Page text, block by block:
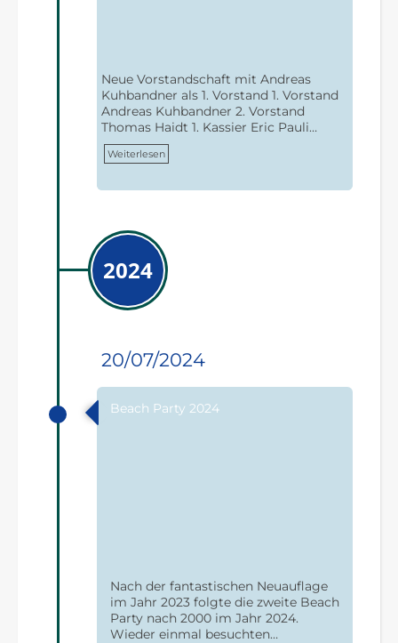
Neue Vorstandschaft mit Andreas
Kuhbandner als 1. Vorstand 1. Vorstand
Andreas Kuhbandner 2. Vorstand
Thomas Haidt 1. Kassier Eric Pauli…
Weiterlesen
2024
20/07/2024
Beach Party 2024
Nach der fantastischen Neuauflage
im Jahr 2023 folgte die zweite Beach
Party nach 2000 im Jahr 2024.
Wieder einmal besuchten…